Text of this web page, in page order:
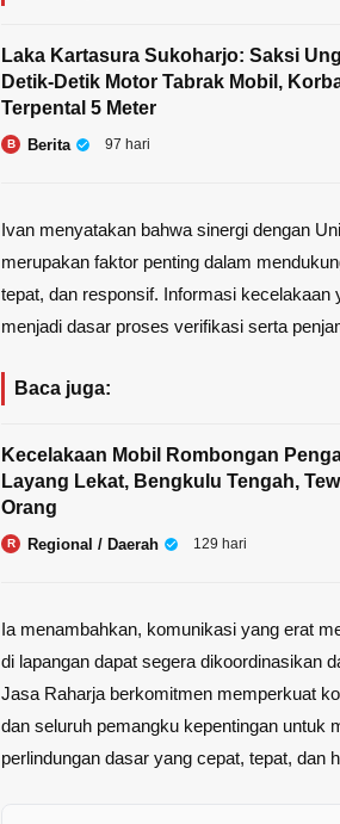
Laka Kartasura Sukoharjo: Saksi
Detik-Detik Motor Tabrak Mobil,
Terpental 5 Meter
B Berita 97 hari
Ivan menyatakan bahwa sinergi dengan
merupakan faktor penting dalam
tepat, dan responsif. Informasi kecelakaan
menjadi dasar proses verifikasi serta
Baca juga:
Kecelakaan Mobil Rombongan
Layang Lekat, Bengkulu Tengah,
Orang
R Regional / Daerah 129 hari
Ia menambahkan, komunikasi yang erat
di lapangan dapat segera dikoordinasikan
Jasa Raharja berkomitmen memperkuat
dan seluruh pemangku kepentingan untuk
perlindungan dasar yang cepat, tepat, dan